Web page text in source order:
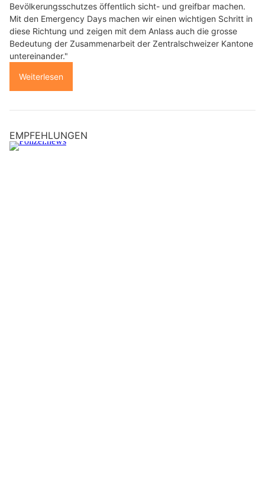
Bevölkerungsschutzes öffentlich sicht- und greifbar machen.
Mit den Emergency Days machen wir einen wichtigen Schritt in
diese Richtung und zeigen mit dem Anlass auch die grosse
Bedeutung der Zusammenarbeit der Zentralschweizer Kantone
untereinander."
Weiterlesen
EMPFEHLUNGEN